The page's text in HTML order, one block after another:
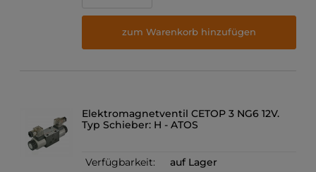
zum Warenkorb hinzufügen
Elektromagnetventil CETOP 3 NG6 12V.
Typ Schieber: H - ATOS
Verfügbarkeit:
auf Lager